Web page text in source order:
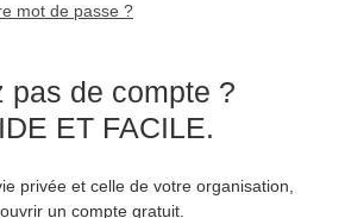
mot de passe ?
pas de compte ?
ET FACILE.
privée et celle de votre organisation,
un compte gratuit.